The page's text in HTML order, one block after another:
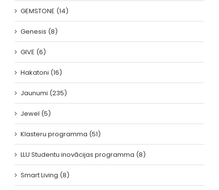
GEMSTONE (14)
Genesis (8)
GIVE (6)
Hakatoni (16)
Jaunumi (235)
Jewel (5)
Klasteru programma (51)
LLU Studentu inovācijas programma (8)
Smart Living (8)